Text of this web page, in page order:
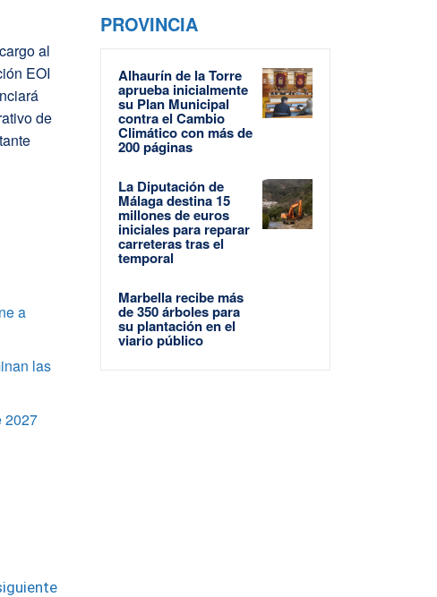
al
EOI
de
a
las
2027
PROVINCIA
Alhaurín de la Torre
aprueba inicialmente
su Plan Municipal
contra el Cambio
Climático con más de
200 páginas
La Diputación de
Málaga destina 15
millones de euros
iniciales para reparar
carreteras tras el
temporal
Marbella recibe más
de 350 árboles para
su plantación en el
viario público